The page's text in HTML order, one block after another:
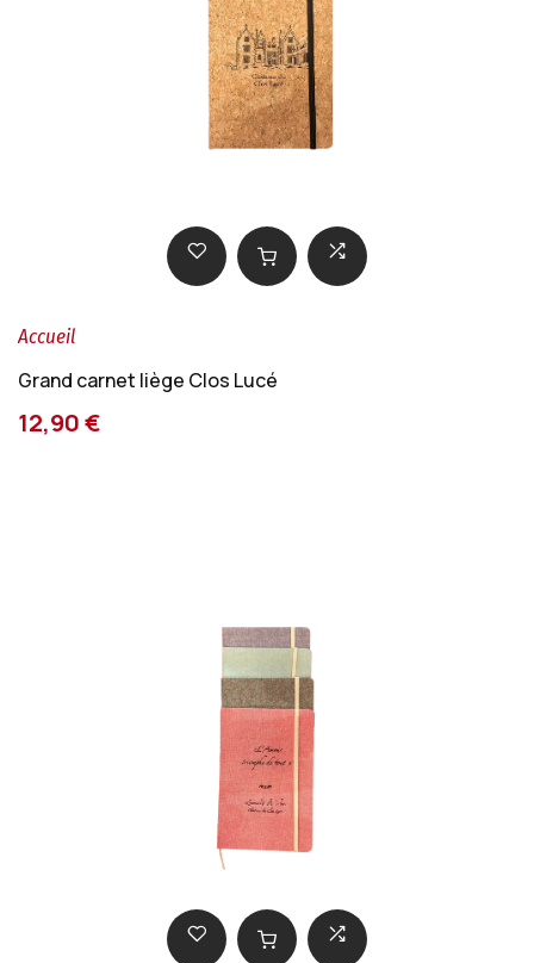
Accueil
Grand carnet liège Clos Lucé
12,90 €